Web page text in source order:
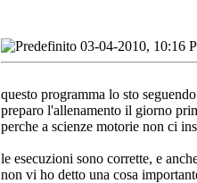
03-04-2010, 10:16
questo programma lo sto
preparo l'allenamento il giorno
perche a scienze motorie non ci
le esecuzioni sono corrette, e
non vi ho detto una cosa